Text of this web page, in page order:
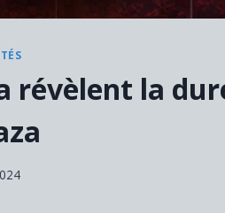
révèlent la